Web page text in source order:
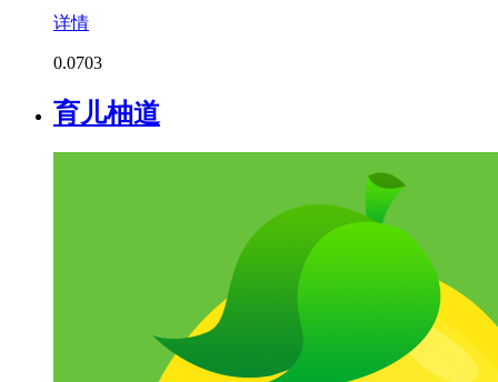
详情
0.0703
育儿柚道